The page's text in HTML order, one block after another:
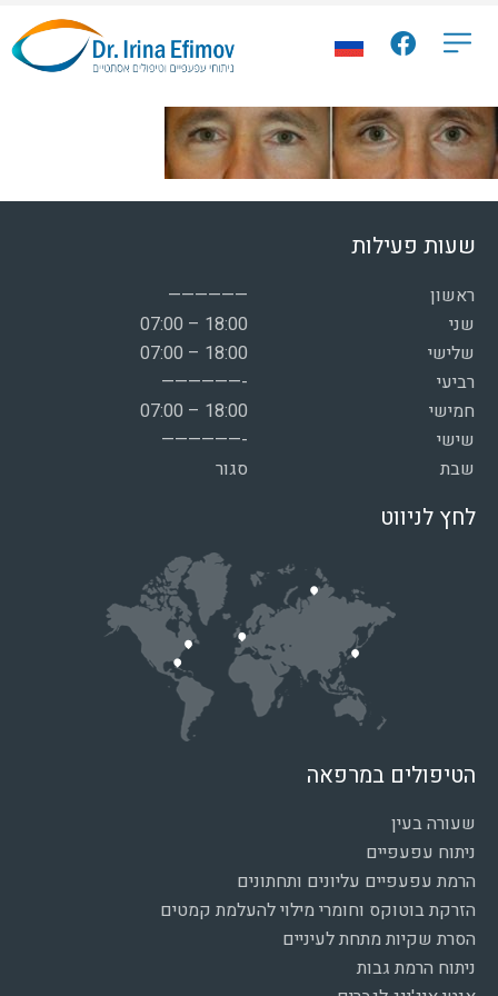
שעות פעילות
——————
ראשון
07:00 – 18:00
שני
07:00 – 18:00
שלישי
——————-
רביעי
07:00 – 18:00
חמישי
——————-
שישי
סגור
שבת
לחץ לניווט
הטיפולים במרפאה
שעורה בעין
ניתוח עפעפיים
הרמת עפעפיים עליונים ותחתונים
הזרקת בוטוקס וחומרי מילוי להעלמת קמטים
הסרת שקיות מתחת לעיניים
ניתוח הרמת גבות